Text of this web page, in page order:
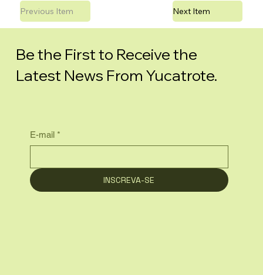
Previous Item Next Item
Be the First to Receive the
Latest News From Yucatrote.
E-mail *
INSCREVA-SE